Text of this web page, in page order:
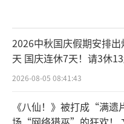
2026中秋国庆假期安排
天 国庆连休7天！请3休
2026-08-05 08:41:43
《八仙！》被打成“满